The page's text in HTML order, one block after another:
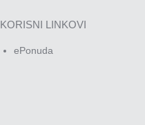
KORISNI LINKOVI
ePonuda